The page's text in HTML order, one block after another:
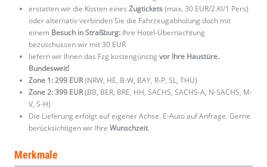
erstatten wir die Kosten eines Zugtickets(max. 30 EUR/2.Kl/1 Pers)
oder alternativ verbinden Sie die Fahrzeugabholung doch mit
einem Besuch in Straßburg: Ihre Hotel-Übernachtung
bezuschussen wir mit 30 EUR
liefern wir Ihnen das Fzg kostengünstig vor Ihre Haustüre.
Bundesweit!
Zone 1: 299 EUR(NRW, HE, B-W, BAY, R-P, SL, THÜ)
Zone 2: 399 EUR(BB, BER, BRE, HH, SACHS, SACHS-A, N-SACHS, M-
V, S-H)
Die Lieferung erfolgt auf eigener Achse. E-Auto auf Anfrage. Gerne
berücksichtigen wir Ihre Wunschzeit.
Merkmale